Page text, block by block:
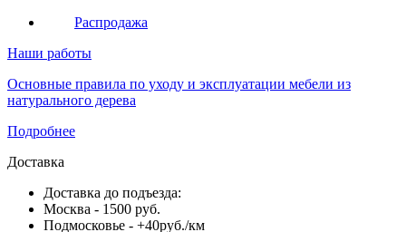
Распродажа
Наши работы
Основные правила по уходу и эксплуатации мебели из
натурального дерева
Подробнее
Доставка
Доставка до подъезда:
Москва - 1500 руб.
Подмосковье - +40руб./км